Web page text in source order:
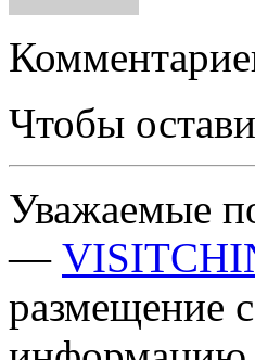
Чтобы
Уважаемые
—
размещение